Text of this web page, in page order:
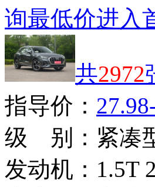
询最低价进入
共2972
指导价：
级 别： 紧凑
发动机： 1.5T